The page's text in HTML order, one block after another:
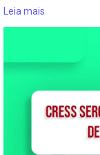
Leia mais